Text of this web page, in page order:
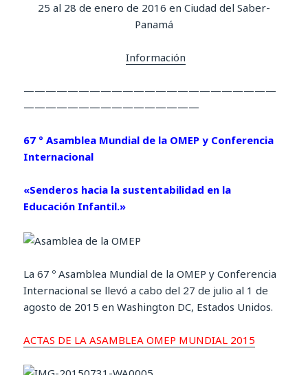
25 al 28 de enero de 2016 en Ciudad del Saber-
Panamá
Información
———————————————————————
————————————————
67 º Asamblea Mundial de la OMEP y Conferencia
Internacional
«Senderos hacia la sustentabilidad en la
Educación Infantil.»
La 67 º Asamblea Mundial de la OMEP y Conferencia
Internacional se llevó a cabo del 27 de julio al 1 de
agosto de 2015 en Washington DC, Estados Unidos.
ACTAS DE LA ASAMBLEA OMEP MUNDIAL 2015